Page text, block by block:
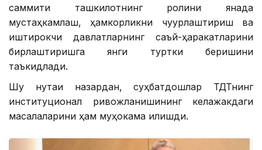
саммити ташкилотнинг ролини янада
мустаҳкамлаш, ҳамкорликни чуқурлаштириш ва
иштирокчи давлатларнинг саъй-ҳаракатларини
бирлаштиришга янги туртки беришини
таъкидлади.
Шу нуқтаи назардан, суҳбатдошлар ТДТнинг
институционал ривожланишининг келажакдаги
масалаларини ҳам муҳокама қилишди.